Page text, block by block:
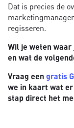
Dat is precies de
regisseren.
Wil je weten
en wat de
Vraag een gratis
we in kaart wat
stap direct het